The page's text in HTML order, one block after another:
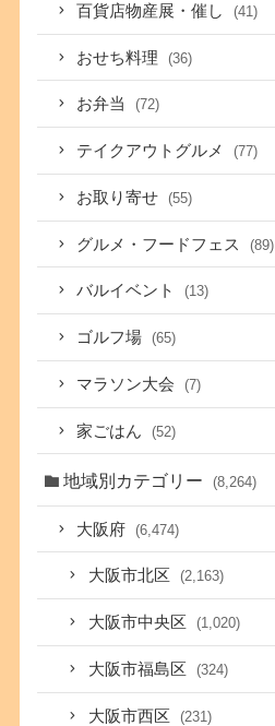
百貨店物産展・催し (41)
おせち料理 (36)
お弁当 (72)
テイクアウトグルメ (77)
お取り寄せ (55)
グルメ・フードフェス (89)
バルイベント (13)
ゴルフ場 (65)
マラソン大会 (7)
家ごはん (52)
地域別カテゴリー (8,264)
大阪府 (6,474)
大阪市北区 (2,163)
大阪市中央区 (1,020)
大阪市福島区 (324)
大阪市西区 (231)